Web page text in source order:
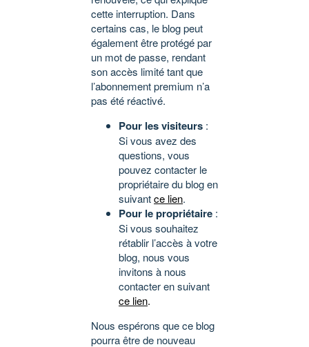
cette interruption. Dans
certains cas, le blog peut
également être protégé par
un mot de passe, rendant
son accès limité tant que
l’abonnement premium n’a
pas été réactivé.
Pour les visiteurs :
Si vous avez des
questions, vous
pouvez contacter le
propriétaire du blog en
suivantce lien.
Pour le propriétaire :
Si vous souhaitez
rétablir l’accès à votre
blog, nous vous
invitons à nous
contacter en suivant
ce lien.
Nous espérons que ce blog
pourra être de nouveau